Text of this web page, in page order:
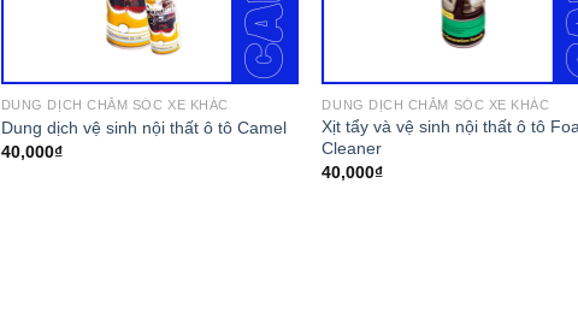
DUNG DỊCH CHĂM SÓC XE KHÁC
Dung dịch vệ sinh nội thất ô tô Camel
40,000₫
DUNG DỊCH CHĂM SÓC XE KHÁC
Xịt tẩy và vệ sinh nội thất ô tô
Cleaner
40,000₫